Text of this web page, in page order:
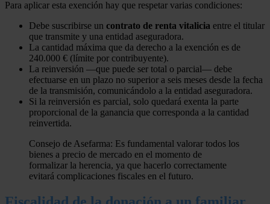
Para aplicar esta exención hay que respetar varias condiciones:
Debe suscribirse un contrato de renta vitalicia entre el titular
que transmite y una entidad aseguradora.
La cantidad máxima que da derecho a la exención es de
240.000 € (límite por contribuyente).
La reinversión —que puede ser total o parcial— debe
efectuarse en un plazo no superior a seis meses desde la fecha
de la transmisión, comunicándolo a la entidad aseguradora.
Si la reinversión es parcial, solo quedará exenta la parte
proporcional de la ganancia que corresponda a la cantidad
reinvertida.
Consejo de Asefarma: Es fundamental valorar todos los
bienes a precio de mercado en el momento de
formalizar la herencia, ya que hacerlo correctamente
evitará complicaciones fiscales en el futuro.